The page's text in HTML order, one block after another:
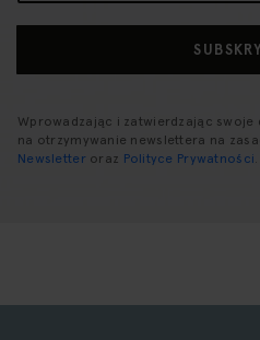
Wprowadzając i zatwierdzając swoje
na otrzymywanie newslettera na
Newsletter oraz Polityce Prywatności.